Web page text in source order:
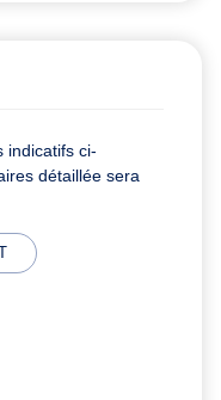
indicatifs ci-
détaillée sera